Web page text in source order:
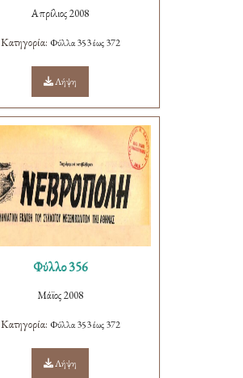
Απρίλιος 2008
Κατηγορία: Φύλλα 353 έως 372
Λήψη
Φύλλο 356
Μάϊος 2008
Κατηγορία: Φύλλα 353 έως 372
Λήψη